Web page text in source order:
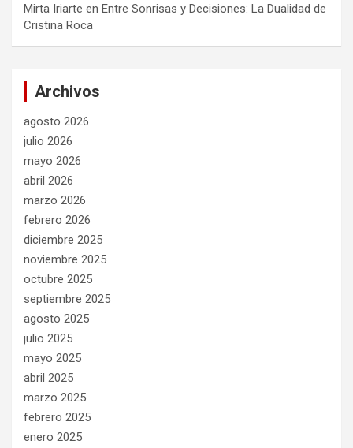
Mirta Iriarte en Entre Sonrisas y Decisiones: La Dualidad de
Cristina Roca
Archivos
agosto 2026
julio 2026
mayo 2026
abril 2026
marzo 2026
febrero 2026
diciembre 2025
noviembre 2025
octubre 2025
septiembre 2025
agosto 2025
julio 2025
mayo 2025
abril 2025
marzo 2025
febrero 2025
enero 2025